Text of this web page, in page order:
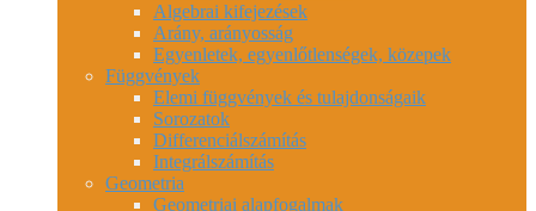
Algebrai kifejezések
Arány, arányosság
Egyenletek, egyenlőtlenségek, közepek
Függvények
Elemi függvények és tulajdonságaik
Sorozatok
Differenciálszámítás
Integrálszámítás
Geometria
Geometriai alapfogalmak